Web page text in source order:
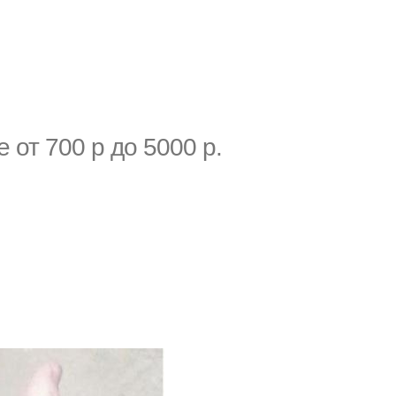
от 700 р до 5000 р.